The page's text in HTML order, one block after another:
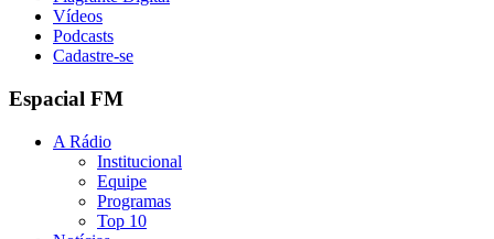
Vídeos
Podcasts
Cadastre-se
Espacial FM
A Rádio
Institucional
Equipe
Programas
Top 10